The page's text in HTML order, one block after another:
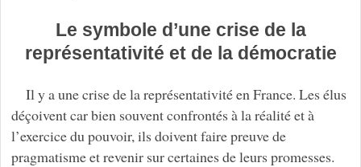
Le symbole d’une crise de la
représentativité et de la démocratie
Il y a une crise de la représentativité en France. Les élus
déçoivent car bien souvent confrontés à la réalité et à
l’exercice du pouvoir, ils doivent faire preuve de
pragmatisme et revenir sur certaines de leurs promesses.